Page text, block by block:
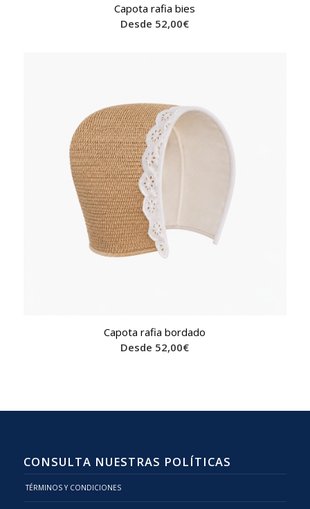
Capota rafia bies
Desde 52,00€
Capota rafia bordado
Desde 52,00€
CONSULTA NUESTRAS POLÍTICAS
TÉRMINOS Y CONDICIONES